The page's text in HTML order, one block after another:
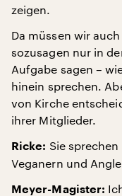
zeigen.
Da müssen wir
sozusagen nur in
Aufgabe sagen –
hinein sprechen.
von Kirche
ihrer Mitglieder.
Ricke: Sie
Veganern und
Meyer-Magister: